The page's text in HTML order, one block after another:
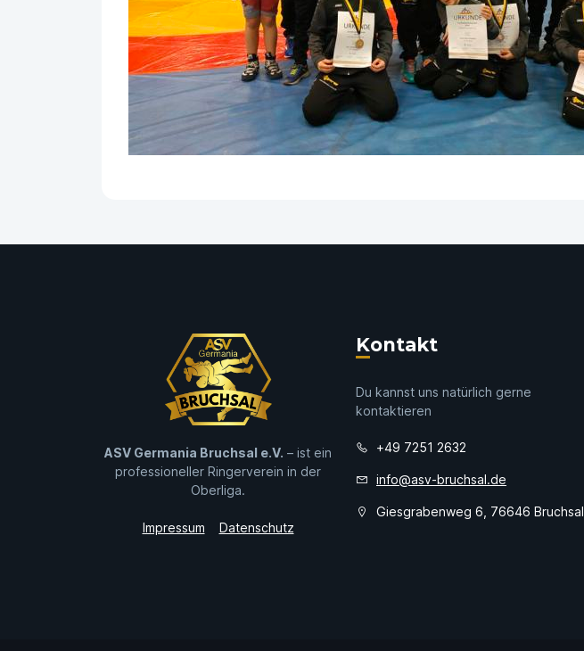
ASV Germania Bruchsal e.V. – ist ein
professioneller Ringerverein in der
Oberliga.
Impressum Datenschutz
Kontakt
Du kannst uns natürlich gerne
kontaktieren
+49 7251 2632
info@asv-bruchsal.de
Giesgrabenweg 6, 76646 Bruchsal